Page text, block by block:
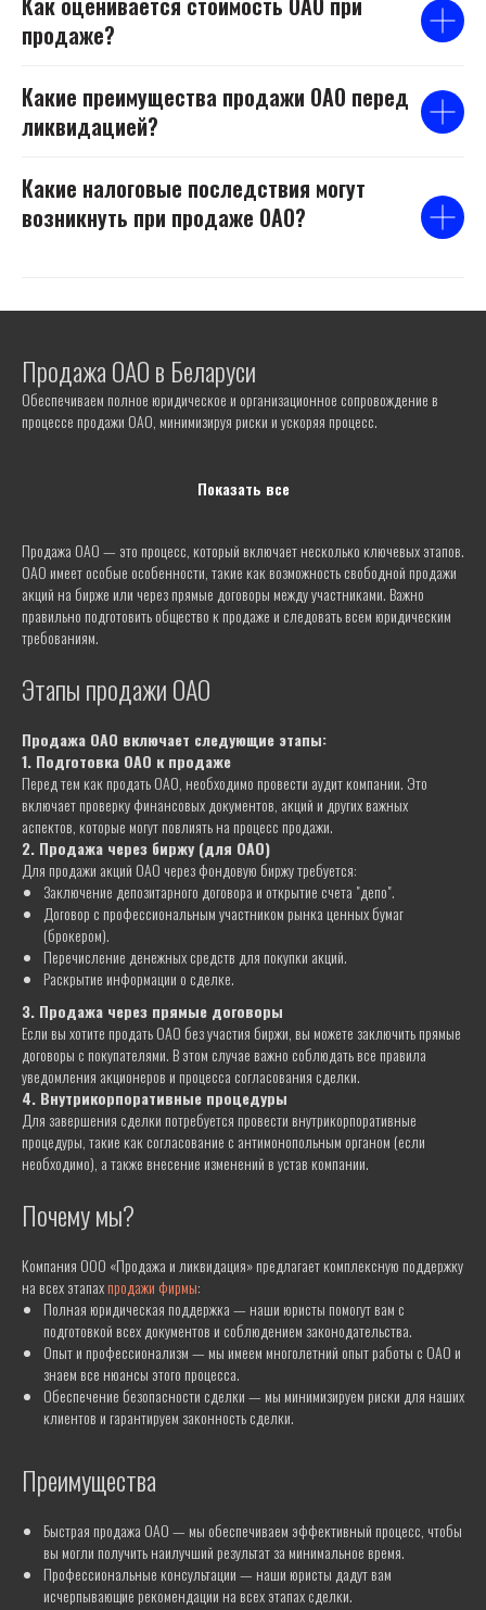
продаже?
Какие преимущества продажи ОАО перед
ликвидацией?
Какие налоговые последствия могут
возникнуть при продаже ОАО?
Продажа ОАО в Беларуси
Обеспечиваем полное юридическое и организационное сопровождение в
процессе продажи ОАО, минимизируя риски и ускоряя процесс.
Показать все
Продажа ОАО — это процесс, который включает несколько ключевых этапов.
ОАО имеет особые особенности, такие как возможность свободной продажи
акций на бирже или через прямые договоры между участниками. Важно
правильно подготовить общество к продаже и следовать всем юридическим
требованиям.
Этапы продажи ОАО
Продажа ОАО включает следующие этапы:
1. Подготовка ОАО к продаже
Перед тем как продать ОАО, необходимо провести аудит компании. Это
включает проверку финансовых документов, акций и других важных
аспектов, которые могут повлиять на процесс продажи.
2. Продажа через биржу (для ОАО)
Для продажи акций ОАО через фондовую биржу требуется:
Заключение депозитарного договора и открытие счета "депо".
Договор с профессиональным участником рынка ценных бумаг
(брокером).
Перечисление денежных средств для покупки акций.
Раскрытие информации о сделке.
3. Продажа через прямые договоры
Если вы хотите продать ОАО без участия биржи, вы можете заключить прямые
договоры с покупателями. В этом случае важно соблюдать все правила
уведомления акционеров и процесса согласования сделки.
4. Внутрикорпоративные процедуры
Для завершения сделки потребуется провести внутрикорпоративные
процедуры, такие как согласование с антимонопольным органом (если
необходимо), а также внесение изменений в устав компании.
Почему мы?
Компания ООО «Продажа и ликвидация» предлагает комплексную поддержку
на всех этапахпродажи фирмы:
Полная юридическая поддержка — наши юристы помогут вам с
подготовкой всех документов и соблюдением законодательства.
Опыт и профессионализм — мы имеем многолетний опыт работы с ОАО и
знаем все нюансы этого процесса.
Обеспечение безопасности сделки — мы минимизируем риски для наших
клиентов и гарантируем законность сделки.
Преимущества
Быстрая продажа ОАО — мы обеспечиваем эффективный процесс, чтобы
вы могли получить наилучший результат за минимальное время.
Профессиональные консультации — наши юристы дадут вам
исчерпывающие рекомендации на всех этапах сделки.
правильно
закрыть бизнес?
возьмём всё на себя.
+375 29 689 60 60
info@pil.by
г. Минск, ул. Интернациональная,
д. 20А, офис 403
ГОТОВЫ ОТВЕТИТЬ НА ВСЕ
ВАШИ ВОПРОСЫ
Номер телефона
Адрес
ООО "Продажа и ликвидация", УНП 193751465
ЛИКВИДАЦИЯ
Ликвидация ООО с нулевым балансом
Ликвидация ООО с долгами
Ликвидация ООО без долгов
Ликвидация ООО
Быстрая ликвидация ИП с гарантией за 3